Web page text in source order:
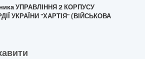
УПРАВЛІННЯ 2 КОРПУСУ
УКРАЇНИ "ХАРТІЯ" (ВІЙСЬКОВА